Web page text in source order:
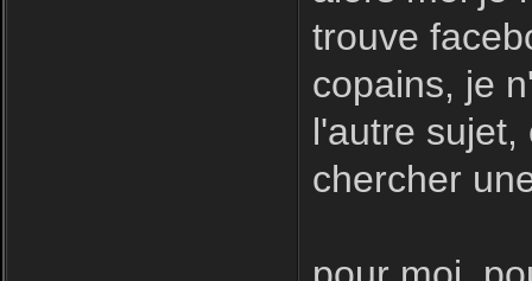
trouve
copains, je
l'autre
chercher